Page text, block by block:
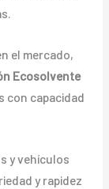
el mercado,
Ecosolvente
capacidad
y vehículos
y rapidez